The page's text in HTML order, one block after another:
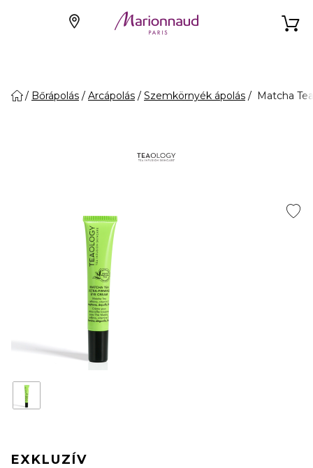
Bőrápolás Arcápolás Szemkörnyék ápolás Matcha
EXKLUZÍV